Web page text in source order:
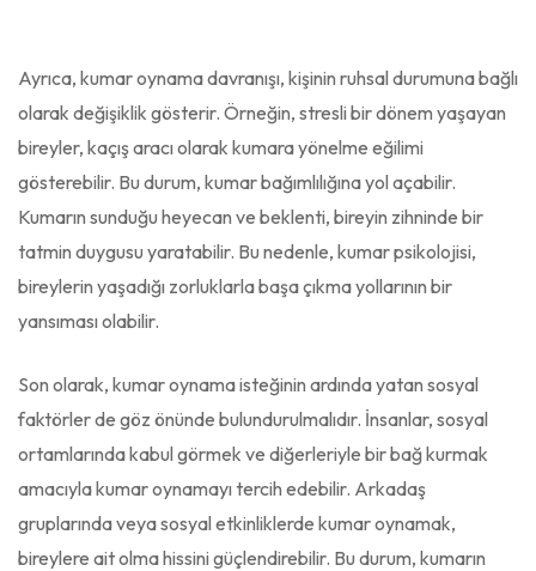
Ayrıca, kumar oynama davranışı, kişinin ruhsal durumuna bağlı
olarak değişiklik gösterir. Örneğin, stresli bir dönem yaşayan
bireyler, kaçış aracı olarak kumara yönelme eğilimi
gösterebilir. Bu durum, kumar bağımlılığına yol açabilir.
Kumarın sunduğu heyecan ve beklenti, bireyin zihninde bir
tatmin duygusu yaratabilir. Bu nedenle, kumar psikolojisi,
bireylerin yaşadığı zorluklarla başa çıkma yollarının bir
yansıması olabilir.
Son olarak, kumar oynama isteğinin ardında yatan sosyal
faktörler de göz önünde bulundurulmalıdır. İnsanlar, sosyal
ortamlarında kabul görmek ve diğerleriyle bir bağ kurmak
amacıyla kumar oynamayı tercih edebilir. Arkadaş
gruplarında veya sosyal etkinliklerde kumar oynamak,
bireylere ait olma hissini güçlendirebilir. Bu durum, kumarın